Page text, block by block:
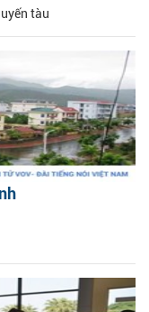
tàu